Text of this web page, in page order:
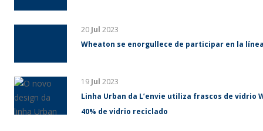
20 Jul 2023
Wheaton se enorgullece de participar en la
19 Jul 2023
Linha Urban da L’envie utiliza frascos de vidrio
40% de vidrio reciclado